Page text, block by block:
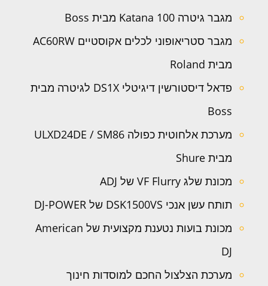
מגבר גיטרה Katana 100 מבית Boss
מגבר סטריאופוני לכלים אקוסטיים AC60RW
מבית Roland
פדאל דיסטורשין דיגיטלי DS1X לגיטרה מבית
Boss
מערכת אלחוטית כפולה ULXD24DE / SM86
מבית Shure
מכונת שלג VF Flurry של ADJ
תותח עשן אנכי DSK1500VS של DJ-POWER
מכונת בועות נטענת מקצועית של American
DJ
מערכת הצלצול החכם למוסדות חינוך